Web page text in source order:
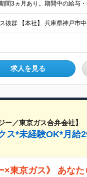
求人を見る
／東京ガス合弁会社】
*未経験OK*月給
東京ガス》 あなた